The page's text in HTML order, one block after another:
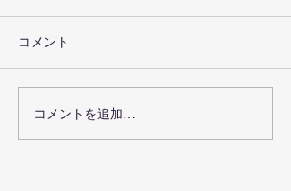
グローブキーフォルダー
が出来ました
コメント
コメントを追加…